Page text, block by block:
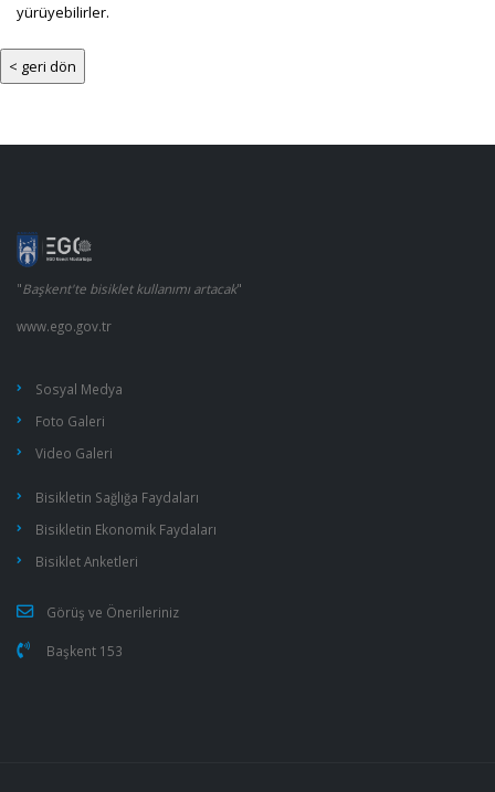
yürüyebilirler.
"Başkent'te bisiklet kullanımı artacak"
www.ego.gov.tr
Sosyal Medya
Foto Galeri
Video Galeri
Bisikletin Sağlığa Faydaları
Bisikletin Ekonomik Faydaları
Bisiklet Anketleri
Görüş ve Önerileriniz
Başkent 153